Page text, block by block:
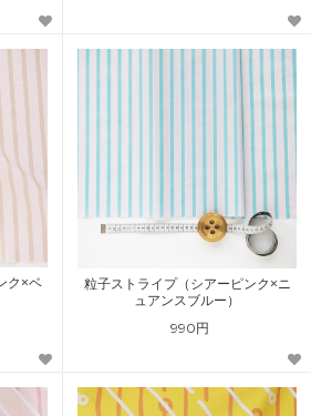
ク×ベ
粒子ストライプ（シアーピンク×ニ
ュアンスブルー）
990円